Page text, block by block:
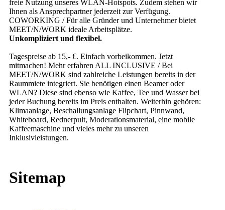
freie Nutzung unseres WLAN-Hotspots. Zudem stehen wir
Ihnen als Ansprechpartner jederzeit zur Verfügung.
COWORKING / Für alle Gründer und Unternehmer bietet
MEET/N/WORK ideale Arbeitsplätze.
Unkompliziert und flexibel.
Tagespreise ab 15,- €. Einfach vorbeikommen. Jetzt
mitmachen! Mehr erfahren ALL INCLUSIVE / Bei
MEET/N/WORK sind zahlreiche Leistungen bereits in der
Raummiete integriert. Sie benötigen einen Beamer oder
WLAN? Diese sind ebenso wie Kaffee, Tee und Wasser bei
jeder Buchung bereits im Preis enthalten. Weiterhin gehören:
Klimaanlage, Beschallungsanlage Flipchart, Pinnwand,
Whiteboard, Rednerpult, Moderationsmaterial, eine mobile
Kaffeemaschine und vieles mehr zu unseren
Inklusivleistungen.
Sitemap